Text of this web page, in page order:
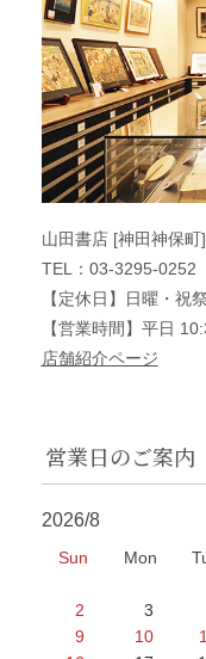
山田書店 [神田神保町]
TEL：03-3295-0252
【定休日】日曜・
【営業時間】平日
店舗紹介ページ
営業日のご案内
2026/8
Sun Mon
2
3
9
10